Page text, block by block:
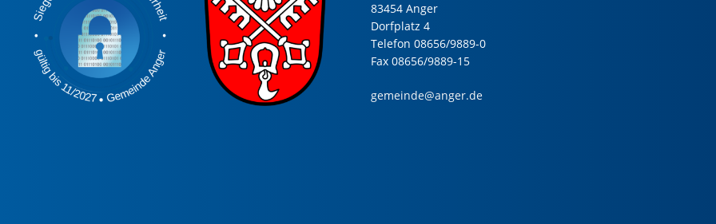
83454 Anger
Dorfplatz 4
Telefon 08656/9889-0
Fax 08656/9889-15
gemeinde@anger.de